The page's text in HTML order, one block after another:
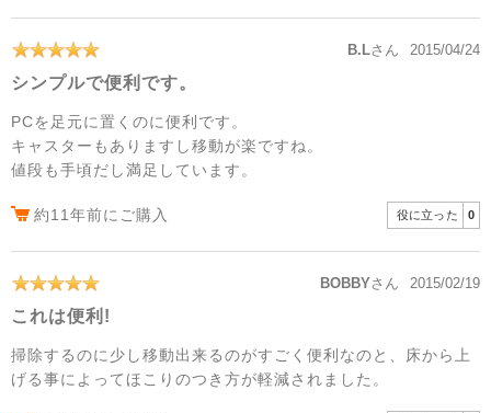
B.Lさん 2015/04/24
シンプルで便利です。
PCを足元に置くのに便利です。
キャスターもありますし移動が楽ですね。
値段も手頃だし満足しています。
約11年前にご購入 役に立った 0
BOBBYさん 2015/02/19
これは便利!
掃除するのに少し移動出来るのがすごく便利なのと、床から上
げる事によってほこりのつき方が軽減されました。